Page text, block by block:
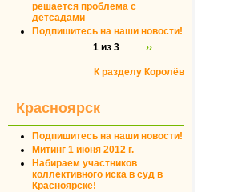
решается проблема с
детсадами
Подпишитесь на наши новости!
1 из 3
››
К разделу Королёв
Красноярск
Подпишитесь на наши новости!
Митинг 1 июня 2012 г.
Набираем участников
коллективного иска в суд в
Красноярске!